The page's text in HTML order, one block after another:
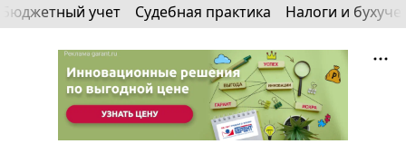
Бюджетный учет Судебная практика Налоги и